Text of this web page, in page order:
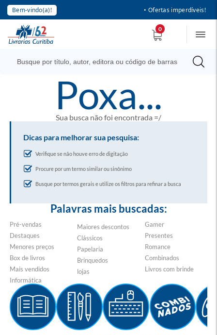
Bem-vindo(a)! • Ofertas imperdíveis!
0
poxa...
Sua busca não foi encontrada =/
Dicas para melhorar sua pesquisa:
Verifique se não houve erro de digitação
Procure por um termo similar ou sinônimo
Busque por termos gerais e utilize os filtros para refinar a busca
Palavras mais buscadas:
Pré-vendas
Destaques
Menores preços
Box de livros
Mais vendidos
Informática
Maiores descontos
Clássicos
Papelaria
Brinquedos
lojas
Gamer
Presentes
Romance
Combinados
Livros com brinde